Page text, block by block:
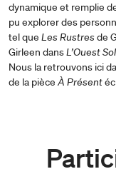
dynamique et remplie
pu explorer des
tel que Les Rustres de
Girleen dansL’Ouest
Nous la retrouvons ici
de la pièce À Présent